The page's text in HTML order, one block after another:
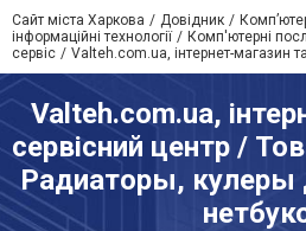
Сайт міста Харкова Довідник
інформаційні технології
Комп'ютерні
сервіс
Valteh.com.ua, інтернет-магазин
Valteh.com.ua,
сервісний центр /
Радиаторы, кулеры